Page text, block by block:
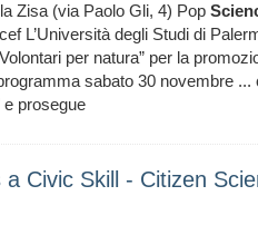
Zisa (via Paolo Gli, 4) Pop
L’Università degli Studi di
per natura” per la
sabato 30 novembre
e prosegue
Civic Skill - Citizen